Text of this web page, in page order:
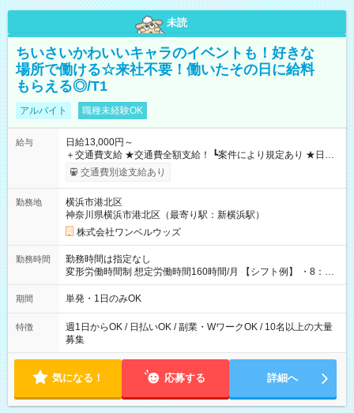
未読
ちいさいかわいいキャラのイベントも！好きな
場所で働ける☆来社不要！働いたその日に給料
もらえる◎/T1
アルバイト 職種未経験OK
給与
日給13,000円～
＋交通費支給 ★交通費全額支給！ ┗案件により規定あり ★日払
いOK！（規定あり） ┗働いたその日に現金GET♪ お仕事後はコ
ンビニATMから 日払い分を引き落とせます！ 【試用期間】試
交通費別途支給あり
勤務地
横浜市港北区
神奈川県横浜市港北区（最寄り駅：新横浜駅）
株式会社ワンベルウッズ
勤務時間
勤務時間は指定なし
変形労働時間制 想定労働時間160時間/月 【シフト例】 ・8：00
～21：00
期間 単発・1日のみOK
特徴
週1日からOK / 日払いOK / 副業・WワークOK / 10名以上の大量
募集
気になる！ 応募する 詳細へ